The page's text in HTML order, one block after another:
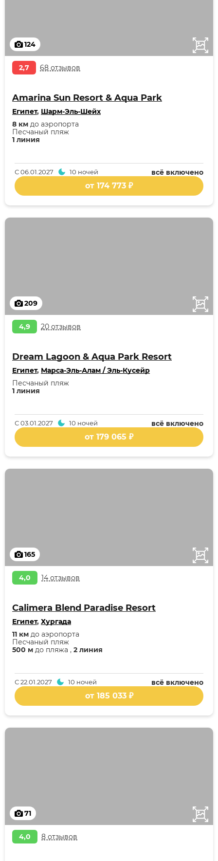
124
2,7 68 отзывов
Amarina Sun Resort & Aqua Park
Египет, Шарм-Эль-Шейх
1 линия
Песчаный пляж
8 км до аэропорта
всё включено
С06.01.2027 10 ночей
от 174 773 ₽
209
4,9 20 отзывов
Dream Lagoon & Aqua Park Resort
Египет, Марса-Эль-Алам / Эль-Кусейр
1 линия
Песчаный пляж
всё включено
С03.01.2027 10 ночей
от 179 065 ₽
165
4,0 14 отзывов
Calimera Blend Paradise Resort
Египет, Хургада
500 м до пляжа , 2 линия
Песчаный пляж
11 км до аэропорта
всё включено
С22.01.2027 10 ночей
от 185 033 ₽
71
4,0 8 отзывов